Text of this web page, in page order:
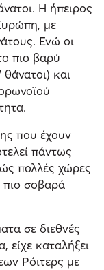
Η ήπειρος
με
Ενώ οι
πιο βαρύ
και
που έχουν
πάντως
πολλές χώρες
πιο σοβαρά
σε διεθνές
είχε καταλήξει
Ρόιτερς με